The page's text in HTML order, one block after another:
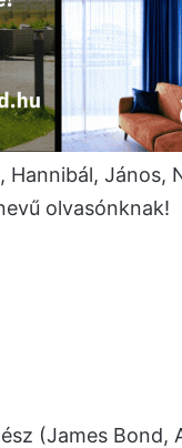
János,
olvasónknak!
(James Bond,